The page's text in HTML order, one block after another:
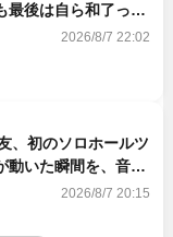
後は自ら和了って
2026/8/7 22:02
、初のソロホールツ
いた瞬間を、音に
2026/8/7 20:15